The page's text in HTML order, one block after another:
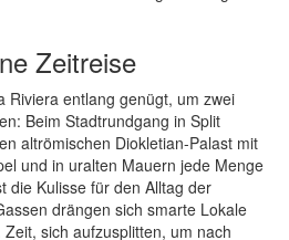
Zeitreise
Riviera entlang genügt, um zwei
Beim Stadtrundgang in Split
altrömischen Diokletian-Palast mit
und in uralten Mauern jede Menge
die Kulisse für den Alltag der
drängen sich smarte Lokale
sich aufzusplitten, um nach